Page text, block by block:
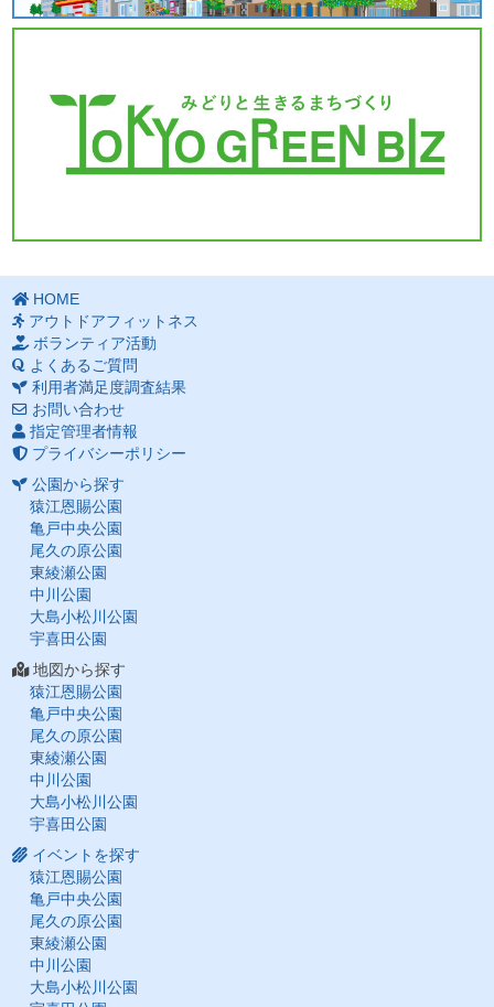
HOME
アウトドアフィットネス
ボランティア活動
よくあるご質問
利用者満足度調査結果
お問い合わせ
指定管理者情報
プライバシーポリシー
公園から探す
猿江恩賜公園
亀戸中央公園
尾久の原公園
東綾瀬公園
中川公園
大島小松川公園
宇喜田公園
地図から探す
猿江恩賜公園
亀戸中央公園
尾久の原公園
東綾瀬公園
中川公園
大島小松川公園
宇喜田公園
イベントを探す
猿江恩賜公園
亀戸中央公園
尾久の原公園
東綾瀬公園
中川公園
大島小松川公園